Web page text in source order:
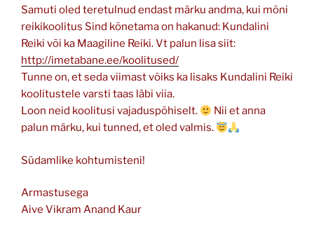
Samuti oled teretulnud endast märku andma, kui mõni
reikikoolitus Sind kõnetama on hakanud: Kundalini
Reiki või ka Maagiline Reiki. Vt palun lisa siit:
http://imetabane.ee/koolitused/
Tunne on, et seda viimast võiks ka lisaks Kundalini Reiki
koolitustele varsti taas läbi viia.
Loon neid koolitusi vajaduspõhiselt.
Nii et anna
palun märku, kui tunned, et oled valmis.
Südamlike kohtumisteni!
Armastusega
Aive Vikram Anand Kaur